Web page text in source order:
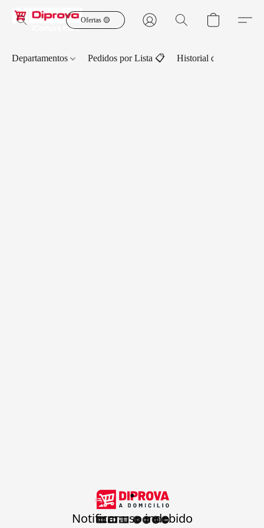
Ofertas 🟡
Departamentos Pedidos por Lista 📋 Historial de Pedidos
.
Notificar uso indebido